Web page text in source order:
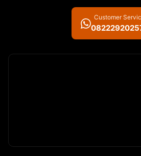
Customer